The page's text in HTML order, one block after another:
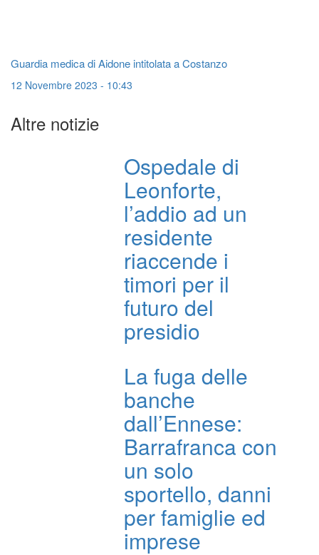
Guardia medica di Aidone intitolata a Costanzo
12 Novembre 2023 - 10:43
Altre notizie
Ospedale di
Leonforte,
l’addio ad un
residente
riaccende i
timori per il
futuro del
presidio
La fuga delle
banche
dall’Ennese:
Barrafranca con
un solo
sportello, danni
per famiglie ed
imprese